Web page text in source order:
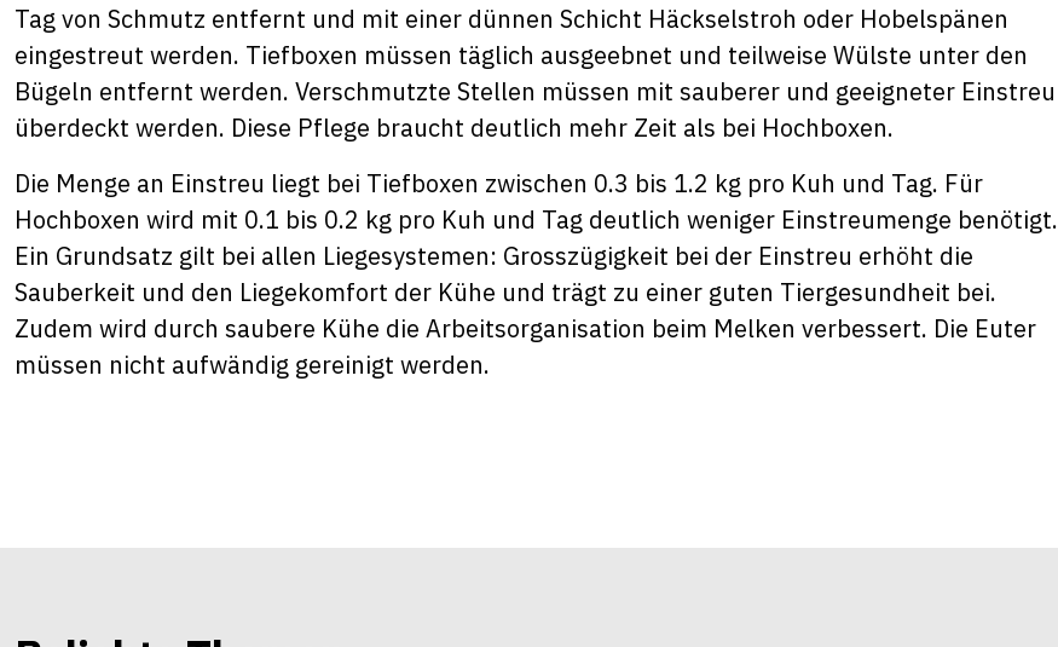
Tag von Schmutz entfernt und mit einer dünnen Schicht Häckselstroh oder Hobelspänen
eingestreut werden. Tiefboxen müssen täglich ausgeebnet und teilweise Wülste unter den
Bügeln entfernt werden. Verschmutzte Stellen müssen mit sauberer und geeigneter Einstreu
überdeckt werden. Diese Pflege braucht deutlich mehr Zeit als bei Hochboxen.
Die Menge an Einstreu liegt bei Tiefboxen zwischen 0.3 bis 1.2 kg pro Kuh und Tag. Für
Hochboxen wird mit 0.1 bis 0.2 kg pro Kuh und Tag deutlich weniger Einstreumenge benötigt.
Ein Grundsatz gilt bei allen Liegesystemen: Grosszügigkeit bei der Einstreu erhöht die
Sauberkeit und den Liegekomfort der Kühe und trägt zu einer guten Tiergesundheit bei.
Zudem wird durch saubere Kühe die Arbeitsorganisation beim Melken verbessert. Die Euter
müssen nicht aufwändig gereinigt werden.